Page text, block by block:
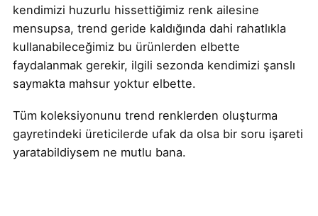
kendimizi huzurlu hissettiğimiz renk ailesine
mensupsa, trend geride kaldığında dahi rahatlıkla
kullanabileceğimiz bu ürünlerden elbette
faydalanmak gerekir, ilgili sezonda kendimizi şanslı
saymakta mahsur yoktur elbette.
Tüm koleksiyonunu trend renklerden oluşturma
gayretindeki üreticilerde ufak da olsa bir soru işareti
yaratabildiysem ne mutlu bana.